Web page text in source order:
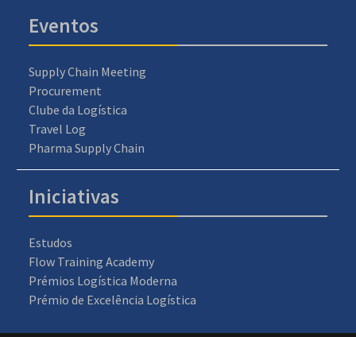
Eventos
Supply Chain Meeting
Procurement
Clube da Logística
Travel Log
Pharma Supply Chain
Iniciativas
Estudos
Flow Training Academy
Prémios Logística Moderna
Prémio de Excelência Logística